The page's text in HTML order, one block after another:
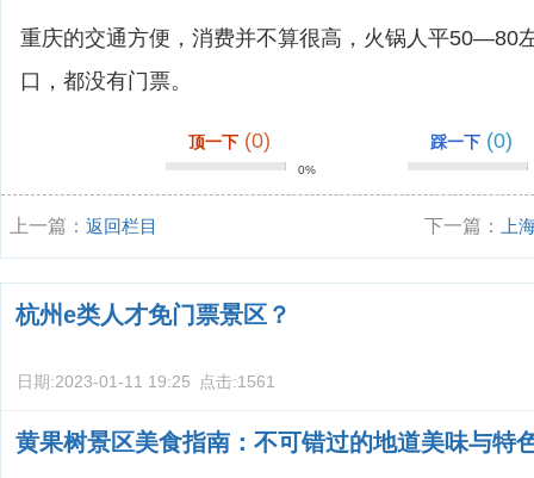
重庆的交通方便，消费并不算很高，火锅人平50―80
口，都没有门票。
顶一下 (0)
0%
踩一下 (0)
上一篇： 返回栏目 下一篇： 上
杭州e类人才免门票景区？
日期:2023-01-11 19:25 点击:1561
黄果树景区美食指南：不可错过的地道美味与特